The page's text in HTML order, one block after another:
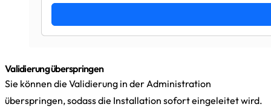
Validierung überspringen
Sie können die Validierung in der Administration
überspringen, sodass die Installation sofort eingeleitet wird.